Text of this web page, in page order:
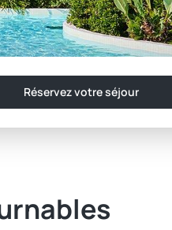
Réservez votre séjour